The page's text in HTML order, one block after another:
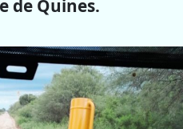
de Quines.